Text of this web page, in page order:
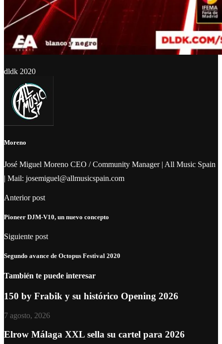
dldk 2020
Moreno
José Miguel Moreno CEO / Community Manager | All Music Spain
| Mail: josemiguel@allmusicspain.com
Anterior post
Pioneer DJM-V10, un nuevo concepto
Siguiente post
Segundo avance de Octopus Festival 2020
También te puede interesar
150 by Frabik y su histórico Opening 2026
7 agosto, 2026
Elrow Málaga XXL sella su cartel para 2026